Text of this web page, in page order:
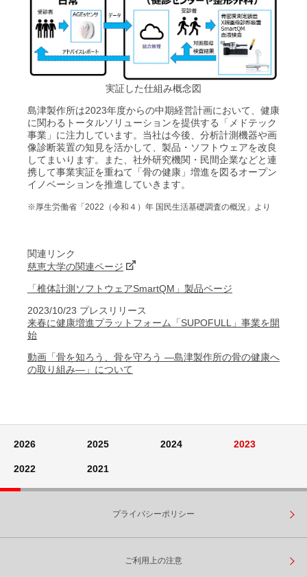
実証した仕組み概念図
島津製作所は2023年度からの中期経営計画において、健康
に関わるトータルソリューションを提供する「メドテック
事業」に注力しています。当社は今後、分析計測機器や画
像診断装置の知見を活かして、製品・ソフトウェアを改良
してまいります。また、社外研究機関・民間企業などと連
携して事業実証を重ねて「骨の健康」増進を図るオープン
イノベーションを推進していきます。
※厚生労働省「2022（令和４）年 国民生活基礎調査の概況」より
関連リンク
慈恵大学の関連ページ
「椎体計測ソフトウェアSmartQM」製品ページ
2023/10/23 プレスリリース
来春に健康増進プラットフォーム「SUPOFULL」事業を開
始
動画「骨を知ろう、骨を守ろう ―島津製作所の骨の健康へ
の取り組み―」について
2026 2025 2024 2023
2022 2021
プライバシーポリシー
ご利用上の注意